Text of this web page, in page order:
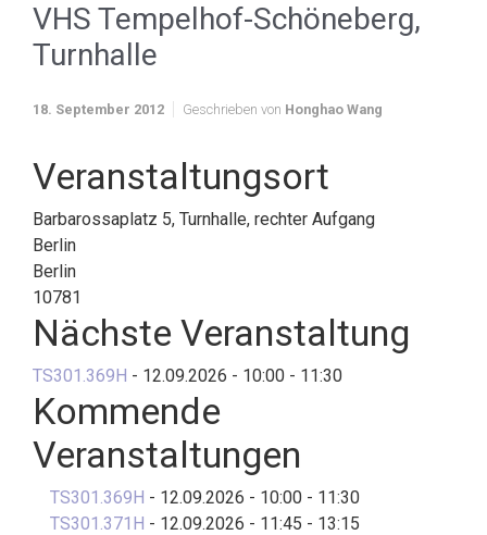
VHS Tempelhof-Schöneberg,
Turnhalle
18. September 2012 Geschrieben von Honghao Wang
Veranstaltungsort
Barbarossaplatz 5, Turnhalle, rechter Aufgang
Berlin
Berlin
10781
Nächste Veranstaltung
TS301.369H - 12.09.2026 - 10:00 - 11:30
Kommende
Veranstaltungen
TS301.369H - 12.09.2026 - 10:00 - 11:30
TS301.371H - 12.09.2026 - 11:45 - 13:15